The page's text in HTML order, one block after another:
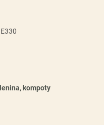
kompoty